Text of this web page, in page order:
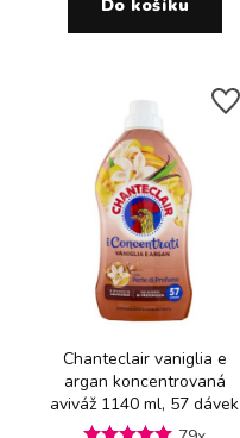
Do košíku
Chanteclair vaniglia e
argan koncentrovaná
aviváž 1140 ml, 57 dávek